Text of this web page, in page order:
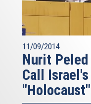
11/09/2014
Nurit Peled
Call
"Holocaust"